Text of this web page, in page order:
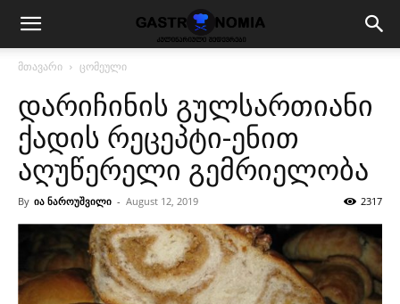
მთავარი ცომეული
დარიჩინის გულსართიანი
ქადის რეცეპტი-ენით
აღუწერელი გემრიელობა
By ია ნაროუშვილი - August 12, 2019 2317